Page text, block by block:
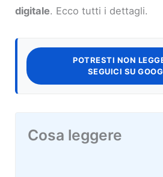
digitale. Ecco tutti i dettagli.
POTRESTI NON
SEGUICI SU
Cosa leggere